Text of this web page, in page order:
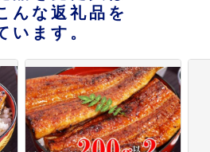
んな返礼品を
います。